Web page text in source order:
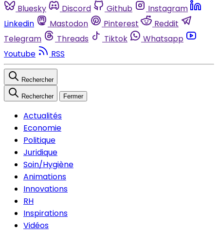
Bluesky Discord Github
Instagram
Linkedin
Mastodon Pinterest
Reddit
Telegram
Threads Tiktok
Whatsapp
Youtube
RSS
Rechercher
Rechercher Fermer
Actualités
Economie
Politique
Juridique
Soin/Hygiène
Animations
Innovations
RH
Inspirations
Vidéos